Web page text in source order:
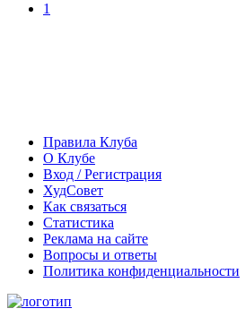
1
Правила Клуба
О Клубе
Вход / Регистрация
ХудСовет
Как связаться
Статистика
Реклама на сайте
Вопросы и ответы
Политика конфиденциальности